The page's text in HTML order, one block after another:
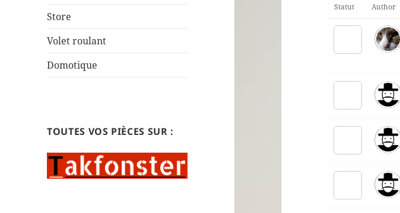
Store
Volet roulant
Domotique
TOUTES VOS PIÈCES SUR :
Statut Author